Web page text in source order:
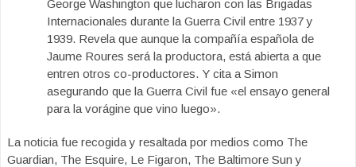
George Washington que lucharon con las Brigadas
Internacionales durante la Guerra Civil entre 1937 y
1939. Revela que aunque la compañía española de
Jaume Roures será la productora, está abierta a que
entren otros co-productores. Y cita a Simon
asegurando que la Guerra Civil fue «el ensayo general
para la vorágine que vino luego».
La noticia fue recogida y resaltada por medios como The
Guardian, The Esquire, Le Figaron, The Baltimore Sun y